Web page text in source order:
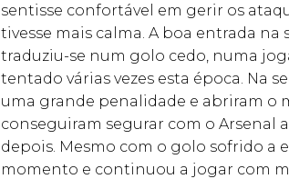
sentisse confortável em gerir os
tivesse mais calma. A boa entrada
traduziu-se num golo cedo, numa
tentado várias vezes esta época. Na
uma grande penalidade e abriram o
conseguiram segurar com o Arsenal
depois. Mesmo com o golo sofrido a
momento e continuou a jogar com